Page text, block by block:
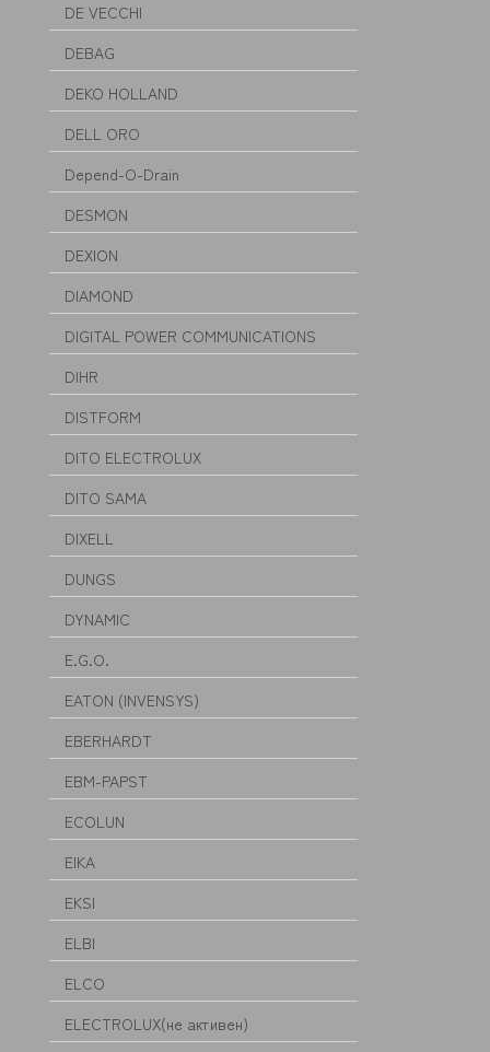
DE VECCHI
DEBAG
DEKO HOLLAND
DELL ORO
Depend-O-Drain
DESMON
DEXION
DIAMOND
DIGITAL POWER COMMUNICATIONS
DIHR
DISTFORM
DITO ELECTROLUX
DITO SAMA
DIXELL
DUNGS
DYNAMIC
E.G.O.
EATON (INVENSYS)
EBERHARDT
EBM-PAPST
ECOLUN
EIKA
EKSI
ELBI
ELCO
ELECTROLUX(не активен)